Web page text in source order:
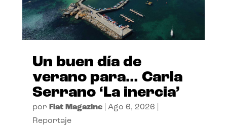
Un buen día de
verano para… Carla
Serrano ‘La inercia’
por Flat Magazine| Ago 6, 2026
Reportaje